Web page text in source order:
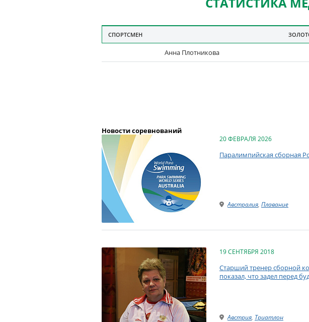
СПОРТСМЕН
Анна Плотникова
Новости соревнований
20 ФЕВРАЛЯ 2026
Паралимпийская сборная
Австралия, Плавание
19 СЕНТЯБРЯ 2018
Старший тренер сборной
показал, что задел перед
Австрия, Триатлон